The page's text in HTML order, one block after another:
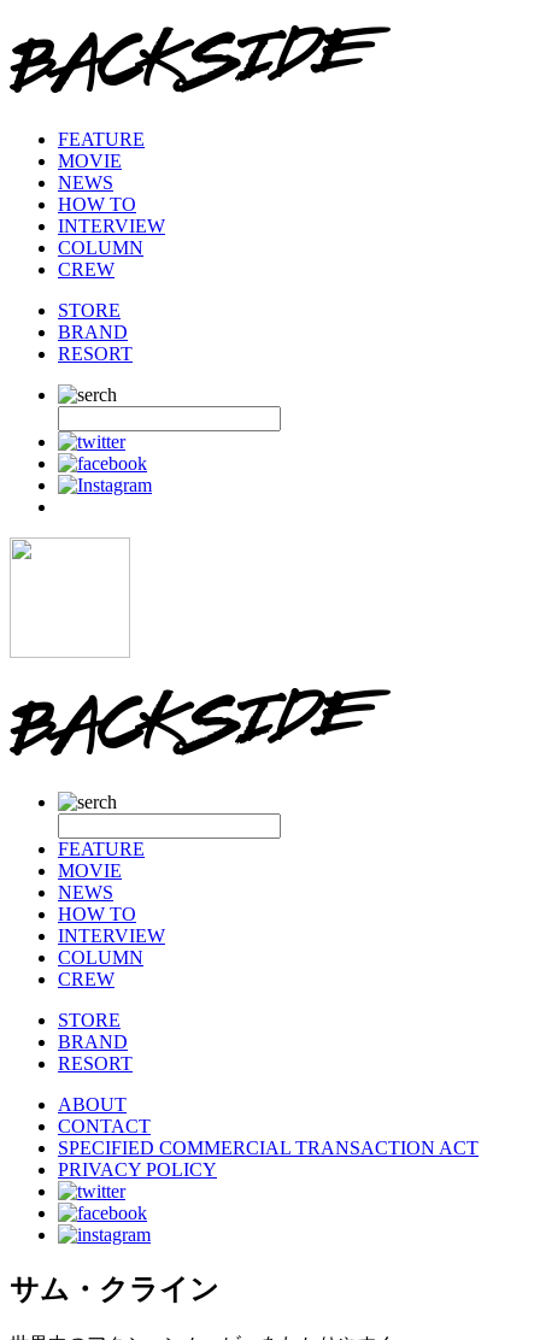
FEATURE
MOVIE
NEWS
HOW TO
INTERVIEW
COLUMN
CREW
STORE
BRAND
RESORT
FEATURE
MOVIE
NEWS
HOW TO
INTERVIEW
COLUMN
CREW
STORE
BRAND
RESORT
ABOUT
CONTACT
SPECIFIED COMMERCIAL TRANSACTION ACT
PRIVACY POLICY
サム・クライン